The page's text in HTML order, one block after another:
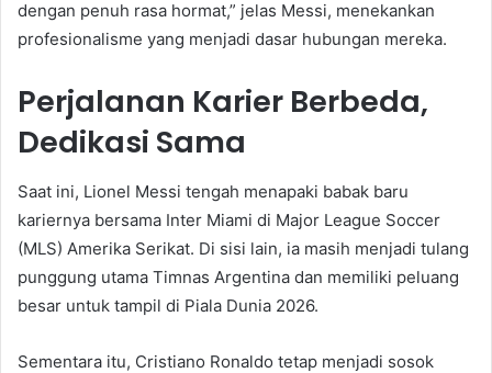
dengan penuh rasa hormat,” jelas Messi, menekankan
profesionalisme yang menjadi dasar hubungan mereka.
Perjalanan Karier Berbeda,
Dedikasi Sama
Saat ini, Lionel Messi tengah menapaki babak baru
kariernya bersama Inter Miami di Major League Soccer
(MLS) Amerika Serikat. Di sisi lain, ia masih menjadi tulang
punggung utama Timnas Argentina dan memiliki peluang
besar untuk tampil di Piala Dunia 2026.
Sementara itu, Cristiano Ronaldo tetap menjadi sosok